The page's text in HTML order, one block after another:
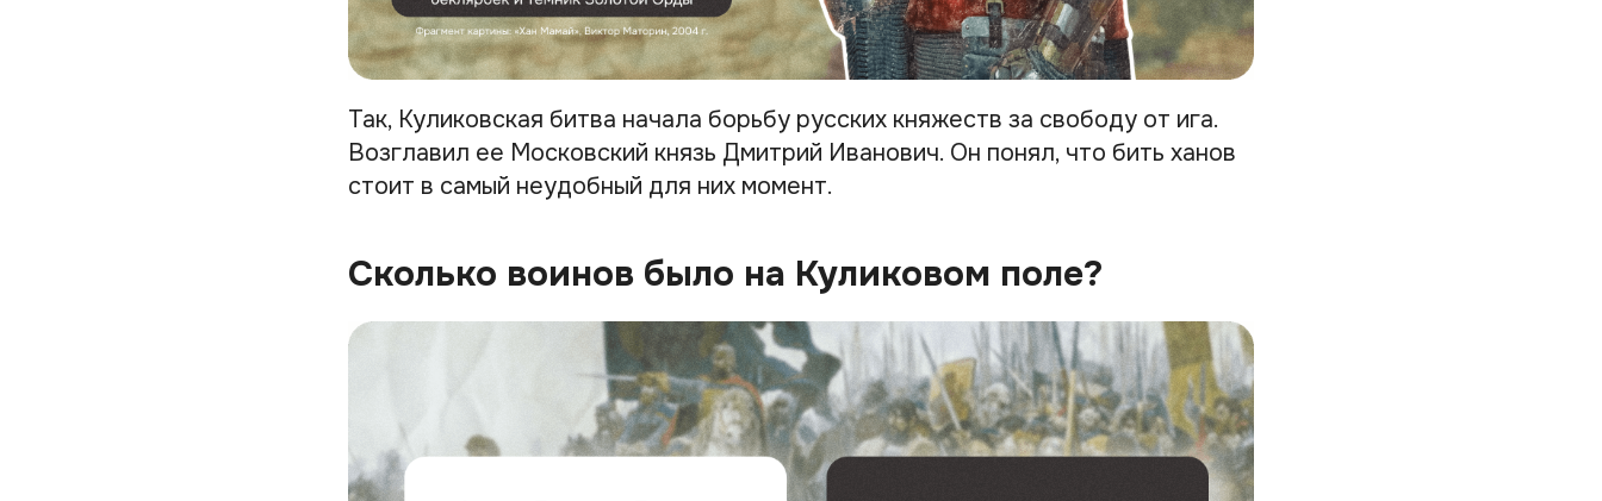
Так, Куликовская битва начала борьбу русских княжеств за свободу от ига.
Возглавил ее Московский князь Дмитрий Иванович. Он понял, что бить ханов
стоит в самый неудобный для них момент.
Сколько воинов было на Куликовом поле?